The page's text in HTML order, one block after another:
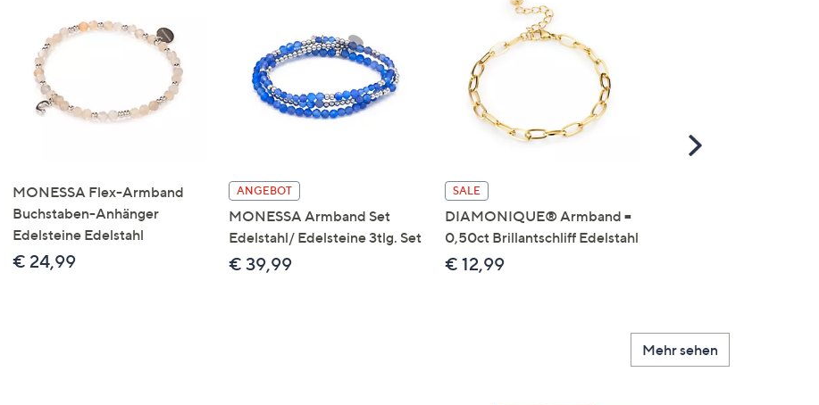
MONESSA Flex-Armband
Buchstaben-Anhänger
Edelsteine Edelstahl
€ 24,99
ANGEBOT
MONESSA Armband Set
Edelstahl/ Edelsteine 3tlg. Set
€ 39,99
SALE
DIAMONIQUE® Armband =
0,50ct Brillantschliff Edelstahl
€ 12,99
Scroll
Mehr sehen